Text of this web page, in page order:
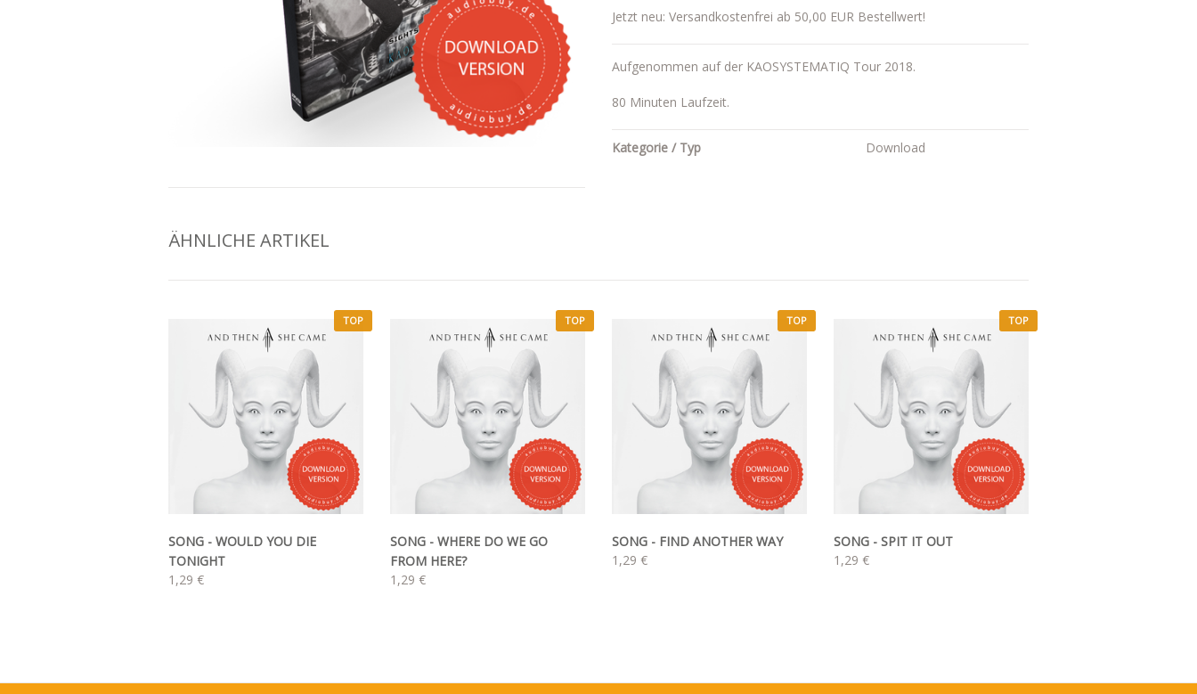
Jetzt neu: Versandkostenfrei ab 50,00 EUR Bestellwert!
Aufgenommen auf der KAOSYSTEMATIQ Tour 2018.
80 Minuten Laufzeit.
Kategorie / Typ Download
ÄHNLICHE ARTIKEL
TOP
SONG - WOULD YOU DIE
TONIGHT
1,29 €
TOP
SONG - WHERE DO WE GO
FROM HERE?
1,29 €
TOP
SONG - FIND ANOTHER WAY
1,29 €
TOP
SONG - SPIT IT OUT
1,29 €